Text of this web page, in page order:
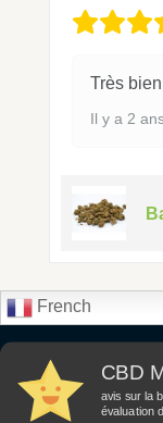
Très bien
Il y a 2
French
CBD
avis sur la
évaluation